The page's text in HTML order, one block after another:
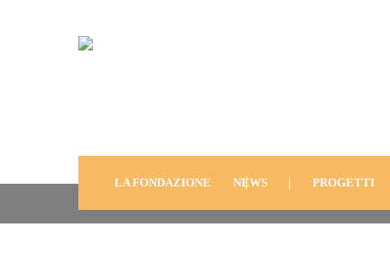
LA FONDAZIONE NEWS PROGETTI